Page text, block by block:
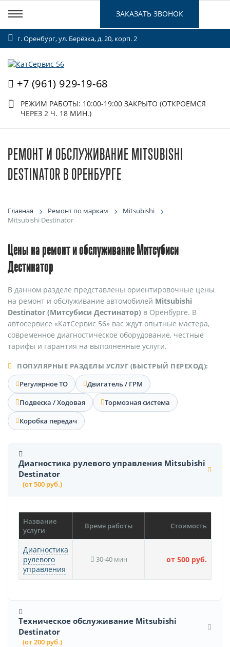
г. Оренбург, ул. Берёзка, д. 20, корп. 2
+7 (961) 929-19-68
РЕЖИМ РАБОТЫ: 10:00-19:00 ЗАКРЫТО (ОТКРОЕМСЯ
ЧЕРЕЗ 2 Ч. 18 МИН.)
ЗАКАЗАТЬ ЗВОНОК
РЕМОНТ И ОБСЛУЖИВАНИЕ MITSUBISHI
DESTINATOR В ОРЕНБУРГЕ
Главная Ремонт по маркам
Mitsubishi
Mitsubishi Destinator
Цены на ремонт и обслуживание Митсубиси
Дестинатор
В данном разделе представлены ориентировочные цены
на ремонт и обслуживание автомобилей Mitsubishi
Destinator (Митсубиси Дестинатор) в Оренбурге. В
автосервисе «КатСервис 56» вас ждут опытные мастера,
современное диагностическое оборудование, честные
тарифы и гарантия на выполненные услуги.
ПОПУЛЯРНЫЕ РАЗДЕЛЫ УСЛУГ (БЫСТРЫЙ ПЕРЕХОД):
Регулярное ТО
Двигатель / ГРМ
Подвеска / Ходовая
Тормозная система
Коробка передач
Диагностика рулевого управления Mitsubishi
Destinator
(от 500 руб.)
Название
услуги
Время работы Стоимость
Диагностика
рулевого
управления
30-40 мин от 500 руб.
Техническое обслуживание Mitsubishi
Destinator
(от 200 руб.)